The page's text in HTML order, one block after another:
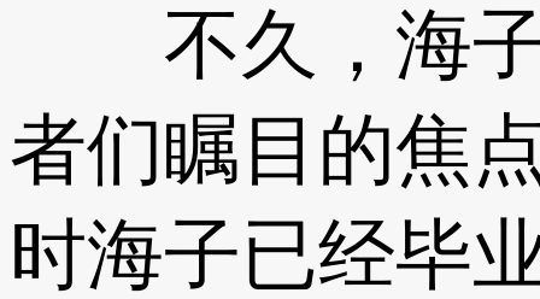
不久，海子
者们瞩目的焦
时海子已经毕